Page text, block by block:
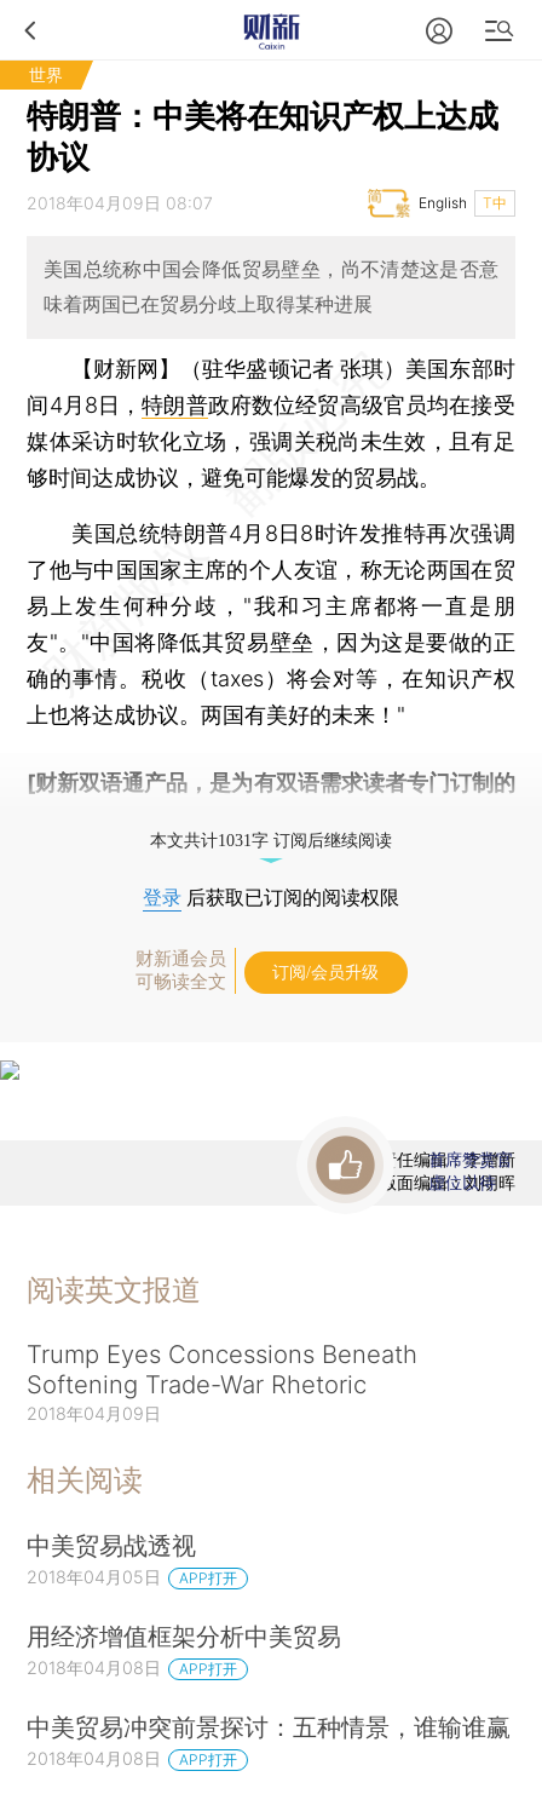
世界
特朗普：中美将在知识产权上达成
协议
2018年04月09日 08:07 T中
English
美国总统称中国会降低贸易壁垒，尚不清楚这是否意
味着两国已在贸易分歧上取得某种进展
【财新网】（驻华盛顿记者 张琪） 美国东部时
间4月8日，特朗普政府数位经贸高级官员均在接受
媒体采访时软化立场，强调关税尚未生效，且有足
够时间达成协议，避免可能爆发的贸易战。
美国总统特朗普4月8日8时许发推特再次强调
了他与中国国家主席的个人友谊，称无论两国在贸
易上发生何种分歧，"我和习主席都将一直是朋
友"。"中国将降低其贸易壁垒，因为这是要做的正
确的事情。税收（taxes）将会对等，在知识产权
上也将达成协议。两国有美好的未来！"
[财新双语通产品，是为有双语需求读者专门订制的
本文共计1031字 订阅后继续阅读
登录 后获取已订阅的阅读权限
财新通会员
可畅读全文
订阅/会员升级
责任编辑：李增新
版面编辑：刘明晖
首席赞赏官
虚位以待
阅读英文报道
Trump Eyes Concessions Beneath
Softening Trade-War Rhetoric
2018年04月09日
相关阅读
中美贸易战透视
2018年04月05日 APP打开
用经济增值框架分析中美贸易
2018年04月08日 APP打开
中美贸易冲突前景探讨：五种情景，谁输谁赢
2018年04月08日 APP打开